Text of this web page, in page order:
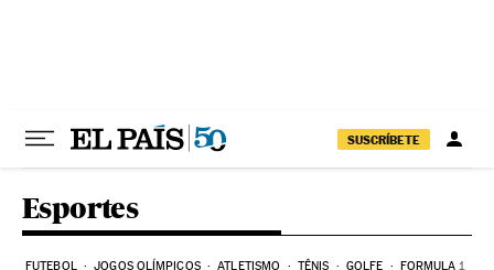
SUSCRÍBETE
Esportes
FUTEBOL JOGOS OLÍMPICOS ATLETISMO TÊNIS GOLFE FORMULA 1